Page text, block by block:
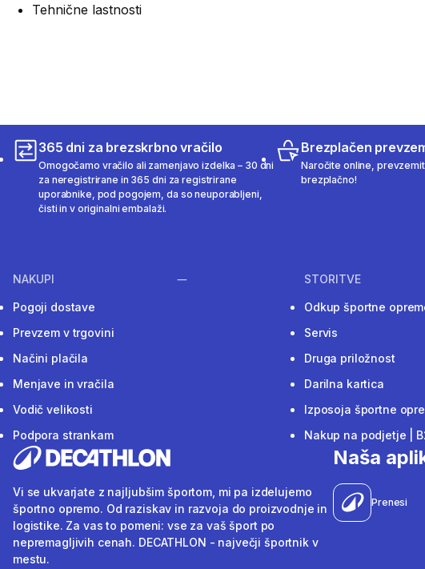
Tehnične lastnosti
365 dni za brezskrbno vračilo
Omogočamo vračilo ali zamenjavo izdelka – 30 dni
za neregistrirane in 365 dni za registrirane
uporabnike, pod pogojem, da so neuporabljeni,
čisti in v originalni embalaži.
Brezplačen
Naročite online,
brezplačno!
NAKUPI
Pogoji dostave
Prevzem v trgovini
Načini plačila
Menjave in vračila
Vodič velikosti
Podpora strankam
STORITVE
Odkup športne
Servis
Druga priložnost
Darilna kartica
Izposoja športne
Nakup na podjetje |
Vi se ukvarjate z najljubšim športom, mi pa izdelujemo
športno opremo. Od raziskav in razvoja do proizvodnje in
logistike. Za vas to pomeni: vse za vaš šport po
nepremagljivih cenah. DECATHLON - največji športnik v
mestu.
Naša
Prenesi